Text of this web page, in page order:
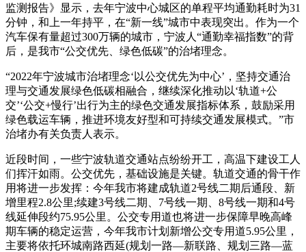
监测报告》显示，去年宁波中心城区的单程平均通勤耗时为31
分钟，和上一年持平，在“新一线”城市中表现突出。作为一个
汽车保有量超过300万辆的城市，宁波人“通勤幸福指数”的背
后，是我市“公交优先、绿色低碳”的治堵理念。
“2022年宁波城市治堵理念‘以公交优先为中心’，坚持交通治
理与交通发展绿色低碳相融合，继续深化推动以‘轨道+公
交’‘公交+慢行’出行为主的绿色交通发展指标体系，鼓励采用
绿色载运车辆，推进环境友好型和可持续交通发展模式。”市
治堵办有关负责人表示。
近段时间，一些宁波轨道交通站点纷纷开工，高温下建设工人
们挥汗如雨。公交优先，基础设施是关键。轨道交通的骨干作
用将进一步发挥：今年我市将建成轨道2号线二期后通段、新
增里程2.8公里;续建3号线二期、7号线一期、8号线一期和4号
线延伸段约75.95公里。公交专用道也将进一步保障早晚高峰
期车辆的稳定运营，今年我市计划新增公交专用道5.95公里，
主要将依托环城南路西延(规划一路—新联路、规划三路—蓝